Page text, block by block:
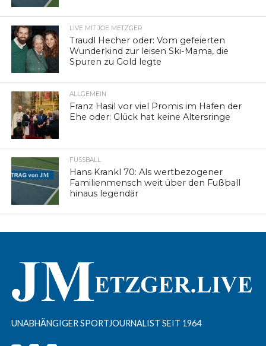
LIVE MIT JOE METZGER
Traudl Hecher oder: Vom gefeierten
Wunderkind zur leisen Ski-Mama, die
Spuren zu Gold legte
ALLGEMEIN
Franz Hasil vor viel Promis im Hafen der
Ehe oder: Glück hat keine Altersringe
FUSSBALL
Hans Krankl 70: Als wertbezogener
Familienmensch weit über den Fußball
hinaus legendär
UNABHÄNGIGER SPORTJOURNALIST SEIT 1964